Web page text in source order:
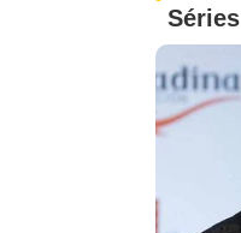
Séries